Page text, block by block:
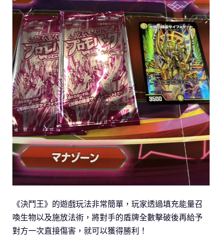
《決鬥王》的遊戲玩法非常簡單，玩家透過填充能量召
喚生物以及施放法術，將對手的盾牌全數擊破後再給予
對方一次直接傷害，就可以獲得勝利！